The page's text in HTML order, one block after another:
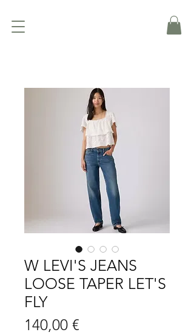
W LEVI'S JEANS
LOOSE TAPER LET'S
FLY
140,00 €